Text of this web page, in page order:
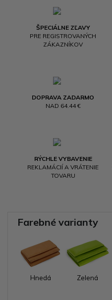
ŠPECIÁLNE ZĽAVY
PRE REGISTROVANÝCH
ZÁKAZNÍKOV
DOPRAVA ZADARMO
NAD 64.44 €
RÝCHLE VYBAVENIE
REKLAMÁCIÍ A VRÁTENIE
TOVARU
Farebné varianty
Hnedá Zelená